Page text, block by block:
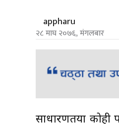
appharu
२८ माघ २०७६, मंगलबार
साधारणतया कोही